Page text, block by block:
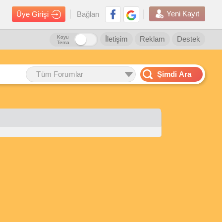
Üye Girişi Bağlan Yeni Kayıt
Destek
Reklam
İletişim
Koyu
Tema
Tüm Forumlar Şimdi Ara